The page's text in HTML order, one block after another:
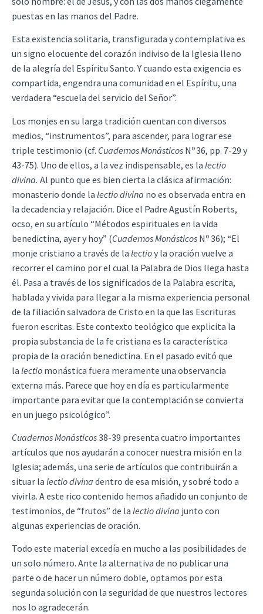
puestas en las manos del Padre.
Esta existencia solitaria, transfigurada y contemplativa es
un signo elocuente del corazón indiviso de la Iglesia lleno
de la alegría del Espíritu Santo. Y cuando esta exigencia es
compartida, engendra una comunidad en el Espíritu, una
verdadera “escuela del servicio del Señor”.
Los monjes en su larga tradición cuentan con diversos
medios, “instrumentos”, para ascender, para lograr ese
triple testimonio (cf. Cuadernos Monásticos N o36, pp. 7-29 y
43-75). Uno de ellos, a la vez indispensable, es la lectio
divina. Al punto que es bien cierta la clásica afirmación:
monasterio donde la lectio divina no es observada entra en
la decadencia y relajación. Dice el Padre Agustín Roberts,
ocso, en su artículo “Métodos espirituales en la vida
benedictina, ayer y hoy” (Cuadernos Monásticos N o 36); “El
monje cristiano a través de la lectioy la oración vuelve a
recorrer el camino por el cual la Palabra de Dios llega hasta
él. Pasa a través de los significados de la Palabra escrita,
hablada y vivida para llegar a la misma experiencia personal
de la filiación salvadora de Cristo en la que las Escrituras
fueron escritas. Este contexto teológico que explicita la
propia substancia de la fe cristiana es la característica
propia de la oración benedictina. En el pasado evitó que
la lectio monástica fuera meramente una observancia
externa más. Parece que hoy en día es particularmente
importante para evitar que la contemplación se convierta
en un juego psicológico”.
Cuadernos Monásticos38-39 presenta cuatro importantes
artículos que nos ayudarán a conocer nuestra misión en la
Iglesia; además, una serie de artículos que contribuirán a
situar la lectio divina dentro de esa misión, y sobré todo a
vivirla. A este rico contenido hemos añadido un conjunto de
testimonios, de “frutos” de la lectio divina junto con
algunas experiencias de oración.
Todo este material excedía en mucho a las posibilidades de
un solo número. Ante la alternativa de no publicar una
parte o de hacer un número doble, optamos por esta
segunda solución con la seguridad de que nuestros lectores
nos lo agradecerán.